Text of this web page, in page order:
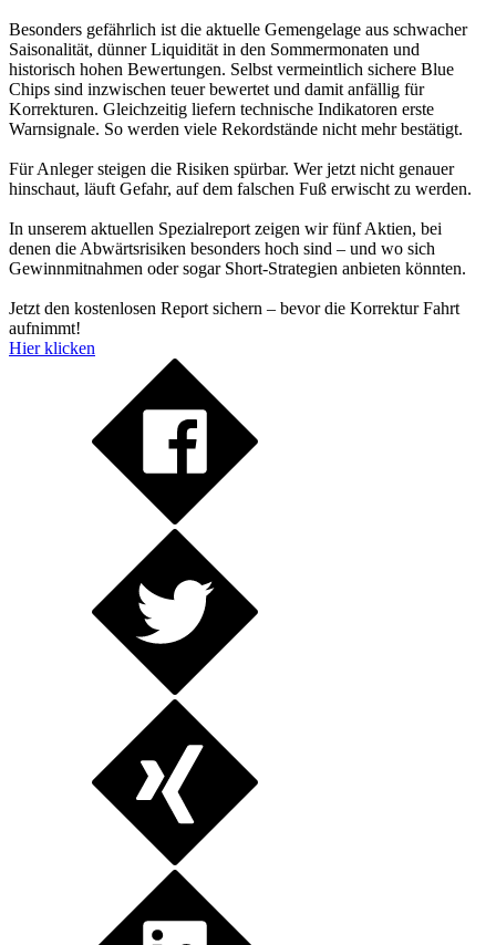
Besonders gefährlich ist die aktuelle Gemengelage aus schwacher
Saisonalität, dünner Liquidität in den Sommermonaten und
historisch hohen Bewertungen. Selbst vermeintlich sichere Blue
Chips sind inzwischen teuer bewertet und damit anfällig für
Korrekturen. Gleichzeitig liefern technische Indikatoren erste
Warnsignale. So werden viele Rekordstände nicht mehr bestätigt.
Für Anleger steigen die Risiken spürbar. Wer jetzt nicht genauer
hinschaut, läuft Gefahr, auf dem falschen Fuß erwischt zu werden.
In unserem aktuellen Spezialreport zeigen wir fünf Aktien, bei
denen die Abwärtsrisiken besonders hoch sind – und wo sich
Gewinnmitnahmen oder sogar Short-Strategien anbieten könnten.
Jetzt den kostenlosen Report sichern – bevor die Korrektur Fahrt
aufnimmt!
Hier klicken